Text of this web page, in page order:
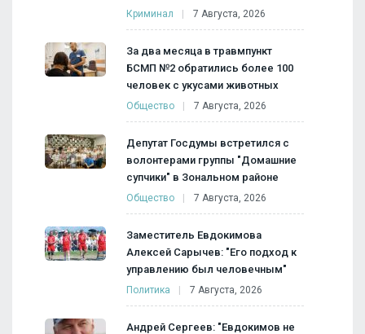
Криминал 7 Августа, 2026
За два месяца в травмпункт
БСМП №2 обратились более 100
человек с укусами животных
Общество 7 Августа, 2026
Депутат Госдумы встретился с
волонтерами группы "Домашние
супчики" в Зональном районе
Общество 7 Августа, 2026
Заместитель Евдокимова
Алексей Сарычев: "Его подход к
управлению был человечным"
Политика 7 Августа, 2026
Андрей Сергеев: "Евдокимов не